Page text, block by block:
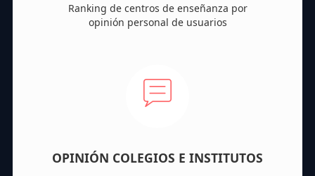
Ranking de centros de enseñanza por
opinión personal de usuarios
OPINIÓN COLEGIOS E INSTITUTOS